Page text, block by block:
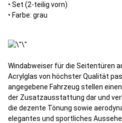
• Set (2-teilig vorn)
• Farbe: grau
Windabweiser für die Seitentüren
Acrylglas von höchster Qualität
angegebene Fahrzeug stellen
der Zusatzausstattung dar und
die dezente Tönung sowie
elegantes und sportliches